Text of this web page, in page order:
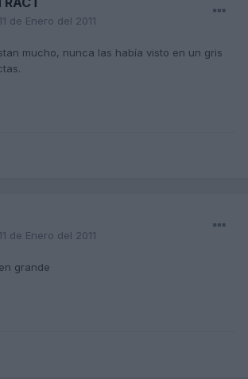
11 de Enero del 2011
mucho, nunca las había visto en un gris
11 de Enero del 2011
grande